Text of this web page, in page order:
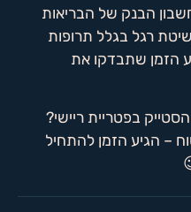
הבנק של הבריאות
רגל בגלל תרופות
הזמן שתבדקו את
בפטריית ריישי?
– הגיע הזמן להתחיל